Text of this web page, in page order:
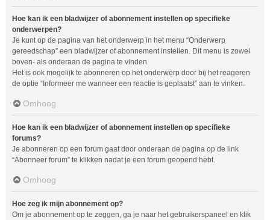
Hoe kan ik een bladwijzer of abonnement instellen op specifieke
onderwerpen?
Je kunt op de pagina van het onderwerp in het menu “Onderwerp
gereedschap” een bladwijzer of abonnement instellen. Dit menu is zowel
boven- als onderaan de pagina te vinden.
Het is ook mogelijk te abonneren op het onderwerp door bij het reageren
de optie “Informeer me wanneer een reactie is geplaatst” aan te vinken.
Omhoog
Hoe kan ik een bladwijzer of abonnement instellen op specifieke
forums?
Je abonneren op een forum gaat door onderaan de pagina op de link
“Abonneer forum” te klikken nadat je een forum geopend hebt.
Omhoog
Hoe zeg ik mijn abonnement op?
Om je abonnement op te zeggen, ga je naar het gebruikerspaneel en klik